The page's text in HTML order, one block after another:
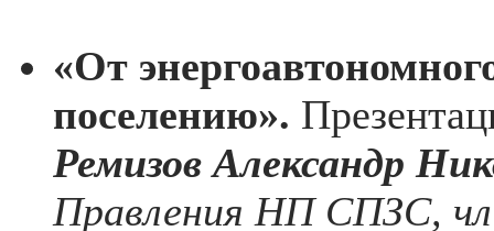
«От
поселению».
Ремизов Александр
Правления НП СПЗС,